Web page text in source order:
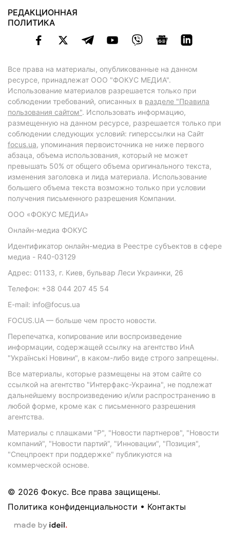
РЕДАКЦИОННАЯ
ПОЛИТИКА
Все права на материалы, опубликованные на данном
ресурсе, принадлежат ООО "ФОКУС МЕДИА".
Использование материалов разрешается только при
соблюдении требований, описанных в разделе "Правила
пользования сайтом". Использовать информацию,
размещенную на данном ресурсе, разрешается только при
соблюдении следующих условий: гиперссылки на Сайт
focus.ua, упоминания первоисточника не ниже первого
абзаца, объема использования, который не может
превышать 50% от общего объема оригинального текста,
изменения заголовка и лида материала. Использование
большего объема текста возможно только при условии
получения письменного разрешения Компании.
ООО «ФОКУС МЕДИА»
Онлайн-медиа ФОКУС
Идентификатор онлайн-медиа в Реестре субъектов в сфере
медиа - R40-03129
Адрес: 01133, г. Киев, бульвар Леси Украинки, 26
Телефон: +38 044 207 45 54
E-mail: info@focus.ua
FOCUS.UA — больше чем просто новости.
Перепечатка, копирование или воспроизведение
информации, содержащей ссылку на агентство ИнА
"Українські Новини", в каком-либо виде строго запрещены.
Все материалы, которые размещены на этом сайте со
ссылкой на агентство "Интерфакс-Украина", не подлежат
дальнейшему воспроизведению и/или распространению в
любой форме, кроме как с письменного разрешения
агентства.
Материалы с плашками "Р", "Новости партнеров", "Новости
компаний", "Новости партий", "Инновации", "Позиция",
"Спецпроект при поддержке" публикуются на
коммерческой основе.
© 2026 Фокус. Все права защищены.
Политика конфиденциальности • Контакты